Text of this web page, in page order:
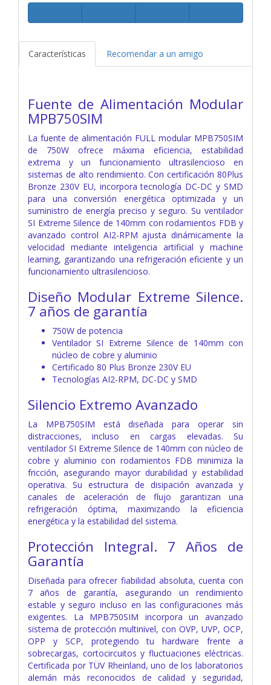
Características Recomendar a un amigo
Fuente de Alimentación Modular
MPB750SIM
La fuente de alimentación FULL modular MPB750SIM
de 750W ofrece máxima eficiencia, estabilidad
extrema y un funcionamiento ultrasilencioso en
sistemas de alto rendimiento. Con certificación 80Plus
Bronze 230V EU, incorpora tecnología DC-DC y SMD
para una conversión energética optimizada y un
suministro de energía preciso y seguro. Su ventilador
SI Extreme Silence de 140mm con rodamientos FDB y
avanzado control AI2-RPM ajusta dinámicamente la
velocidad mediante inteligencia artificial y machine
learning, garantizando una refrigeración eficiente y un
funcionamiento ultrasilencioso.
Diseño Modular Extreme Silence.
7 años de garantía
750W de potencia
Ventilador SI Extreme Silence de 140mm con
núcleo de cobre y aluminio
Certificado 80 Plus Bronze 230V EU
Tecnologías AI2-RPM, DC-DC y SMD
Silencio Extremo Avanzado
La MPB750SIM está diseñada para operar sin
distracciones, incluso en cargas elevadas. Su
ventilador SI Extreme Silence de 140mm con núcleo de
cobre y aluminio con rodamientos FDB minimiza la
fricción, asegurando mayor durabilidad y estabilidad
operativa. Su estructura de disipación avanzada y
canales de aceleración de flujo garantizan una
refrigeración óptima, maximizando la eficiencia
energética y la estabilidad del sistema.
Protección Integral. 7 Años de
Garantía
Diseñada para ofrecer fiabilidad absoluta, cuenta con
7 años de garantía, asegurando un rendimiento
estable y seguro incluso en las configuraciones más
exigentes. La MPB750SIM incorpora un avanzado
sistema de protección multinivel, con OVP, UVP, OCP,
OPP y SCP, protegiendo tu hardware frente a
sobrecargas, cortocircuitos y fluctuaciones eléctricas.
Certificada por TÜV Rheinland, uno de los laboratorios
alemán más reconocidos de calidad y seguridad,